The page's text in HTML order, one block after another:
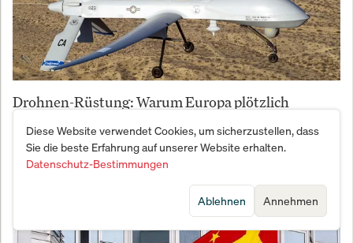
Drohnen-Rüstung: Warum Europa plötzlich
Diese Website verwendet Cookies, um sicherzustellen, dass
Sie die beste Erfahrung auf unserer Website erhalten.
Datenschutz-Bestimmungen
Annehmen
Ablehnen